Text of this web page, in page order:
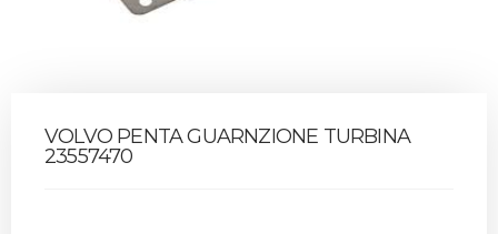
VOLVO PENTA GUARNZIONE TURBINA
23557470